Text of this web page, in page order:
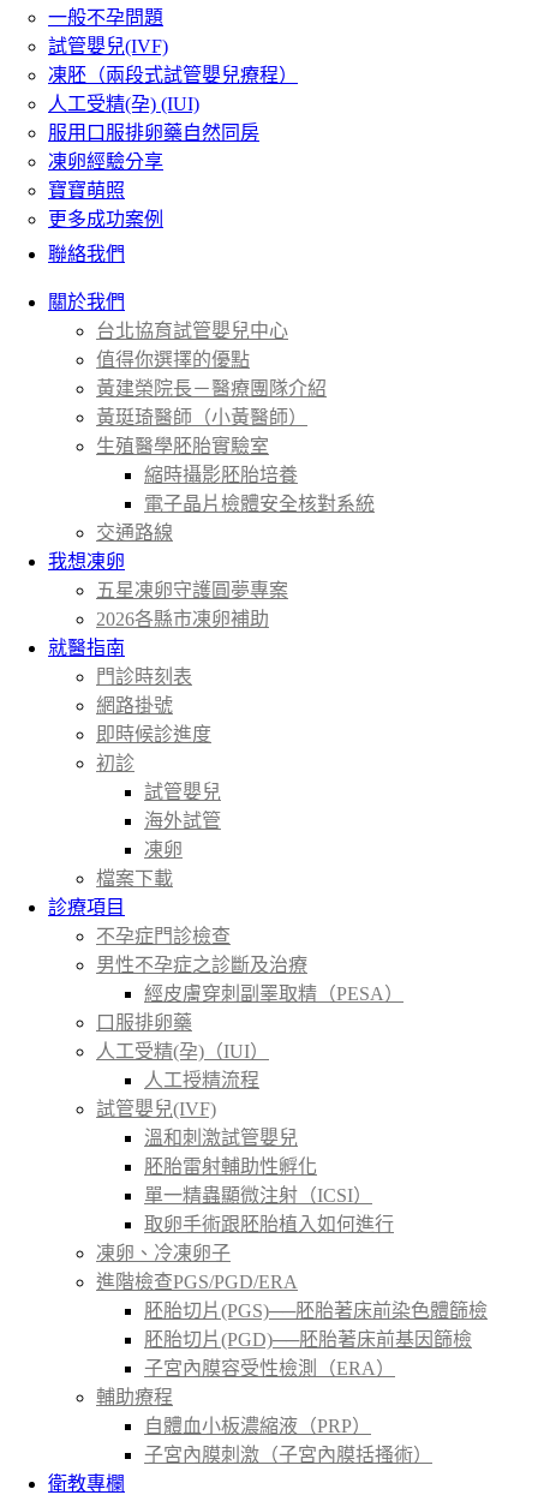
一般不孕問題
試管嬰兒(IVF)
凍胚（兩段式試管嬰兒療程）
人工受精(孕) (IUI)
服用口服排卵藥自然同房
凍卵經驗分享
寶寶萌照
更多成功案例
聯絡我們
關於我們
台北協育試管嬰兒中心
值得你選擇的優點
黃建榮院長－醫療團隊介紹
黃珽琦醫師（小黃醫師）
生殖醫學胚胎實驗室
縮時攝影胚胎培養
電子晶片檢體安全核對系統
交通路線
我想凍卵
五星凍卵守護圓夢專案
2026各縣市凍卵補助
就醫指南
門診時刻表
網路掛號
即時候診進度
初診
試管嬰兒
海外試管
凍卵
檔案下載
診療項目
不孕症門診檢查
男性不孕症之診斷及治療
經皮膚穿刺副睪取精（PESA）
口服排卵藥
人工受精(孕)（IUI）
人工授精流程
試管嬰兒(IVF)
溫和刺激試管嬰兒
胚胎雷射輔助性孵化
單一精蟲顯微注射（ICSI）
取卵手術跟胚胎植入如何進行
凍卵、冷凍卵子
進階檢查PGS/PGD/ERA
胚胎切片(PGS)──胚胎著床前染色體篩檢
胚胎切片(PGD)──胚胎著床前基因篩檢
子宮內膜容受性檢測（ERA）
輔助療程
自體血小板濃縮液（PRP）
子宮內膜刺激（子宮內膜括搔術）
衛教專欄